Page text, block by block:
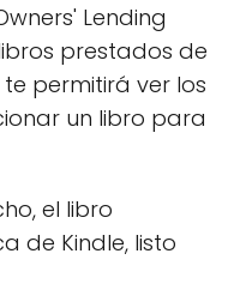
Lending
prestados de
permitirá ver los
un libro para
el libro
de Kindle, listo